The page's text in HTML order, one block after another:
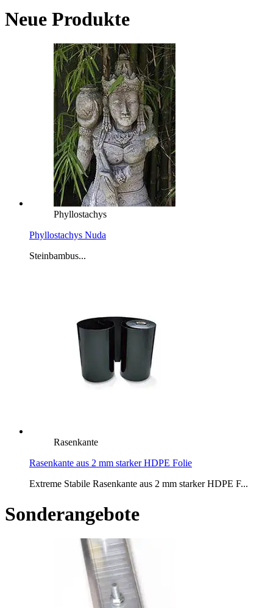
Neue Produkte
Phyllostachys
Phyllostachys Nuda
Steinbambus...
Rasenkante
Rasenkante aus 2 mm starker HDPE Folie
Extreme Stabile Rasenkante aus 2 mm starker HDPE F...
Sonderangebote